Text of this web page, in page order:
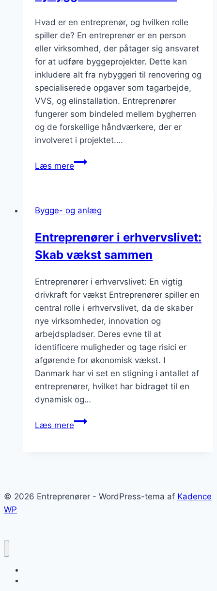
Hvad er en entreprenør, og hvilken rolle
spiller de? En entreprenør er en person
eller virksomhed, der påtager sig ansvaret
for at udføre byggeprojekter. Dette kan
inkludere alt fra nybyggeri til renovering og
specialiserede opgaver som tagarbejde,
VVS, og elinstallation. Entreprenører
fungerer som bindeled mellem bygherren
og de forskellige håndværkere, der er
involveret i projektet….
Læs mereGuide
nybyggeri:
bedste
råd
Bygge- og anlæg
Entreprenører i erhvervslivet:
Skab vækst sammen
Entreprenører i erhvervslivet: En vigtig
drivkraft for vækst Entreprenører spiller en
central rolle i erhvervslivet, da de skaber
nye virksomheder, innovation og
arbejdspladser. Deres evne til at
identificere muligheder og tage risici er
afgørende for økonomisk vækst. I
Danmark har vi set en stigning i antallet af
entreprenører, hvilket har bidraget til en
dynamisk og…
Læs mereEntreprenører
© 2026 Entreprenører - WordPress-tema af Kadence
WP